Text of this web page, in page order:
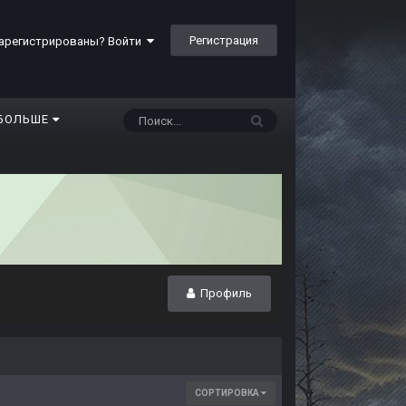
Войти Регистрация
Профиль
СОРТИРОВКА